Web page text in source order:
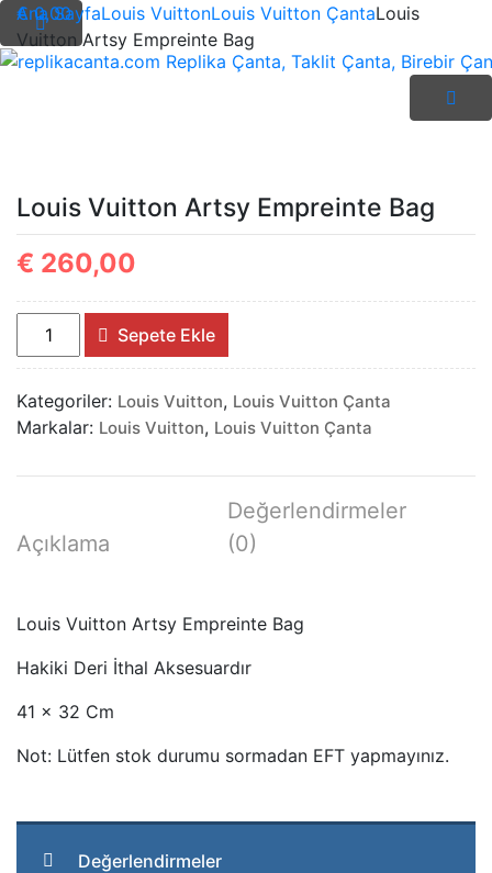
İçeriği
Geç
replikacanta.com Replika Çanta, Taklit Çanta, Birebir
€ 0,00
Ana SayfaLouis VuittonLouis Vuitton ÇantaLouis
Vuitton Artsy Empreinte Bag
Louis Vuitton Artsy Empreinte Bag
€ 260,00
Louis
Vuitton
Empreinte
Bag
Sepete Ekle
Kategoriler: Louis Vuitton, Louis Vuitton Çanta
Markalar: Louis Vuitton, Louis Vuitton Çanta
Açıklama
Değerlendirmeler
(0)
Louis Vuitton Artsy Empreinte Bag
Hakiki Deri İthal Aksesuardır
41 x 32 Cm
Not: Lütfen stok durumu sormadan EFT yapmayınız.
Değerlendirmeler